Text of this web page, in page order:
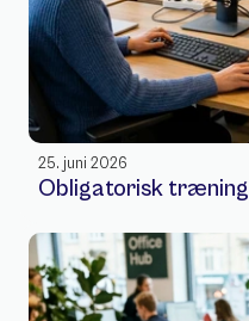
25. juni 2026
Obligatorisk træning